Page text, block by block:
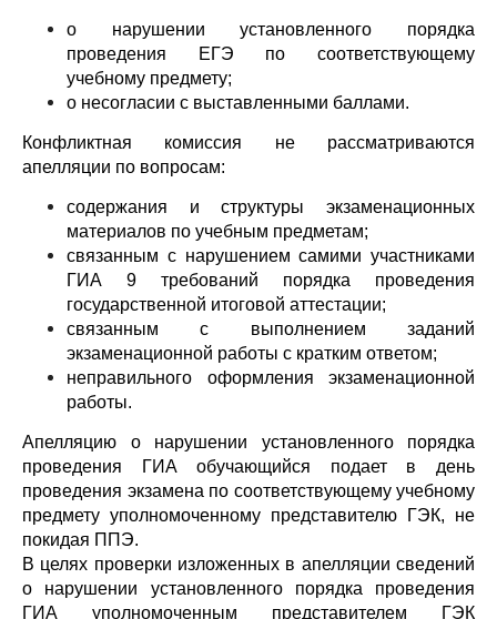
о нарушении установленного порядка
проведения ЕГЭ по соответствующему
учебному предмету;
о несогласии с выставленными баллами.
Конфликтная комиссия не рассматриваются
апелляции по вопросам:
содержания и структуры экзаменационных
материалов по учебным предметам;
связанным с нарушением самими участниками
ГИА 9 требований порядка проведения
государственной итоговой аттестации;
связанным с выполнением заданий
экзаменационной работы с кратким ответом;
неправильного оформления экзаменационной
работы.
Апелляцию о нарушении установленного порядка
проведения ГИА обучающийся подает в день
проведения экзамена по соответствующему учебному
предмету уполномоченному представителю ГЭК, не
покидая ППЭ.
В целях проверки изложенных в апелляции сведений
о нарушении установленного порядка проведения
ГИА уполномоченным представителем ГЭК